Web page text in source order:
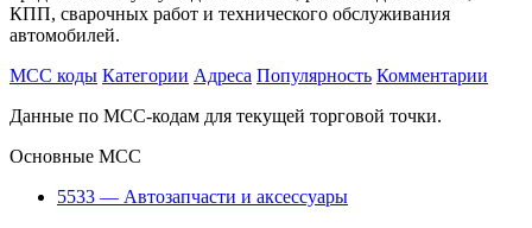
КПП, сварочных работ и технического обслуживания
автомобилей.
MCC коды Категории Адреса Популярность Комментарии
Данные по MCC-кодам для текущей торговой точки.
Основные MCC
5533 — Автозапчасти и аксессуары